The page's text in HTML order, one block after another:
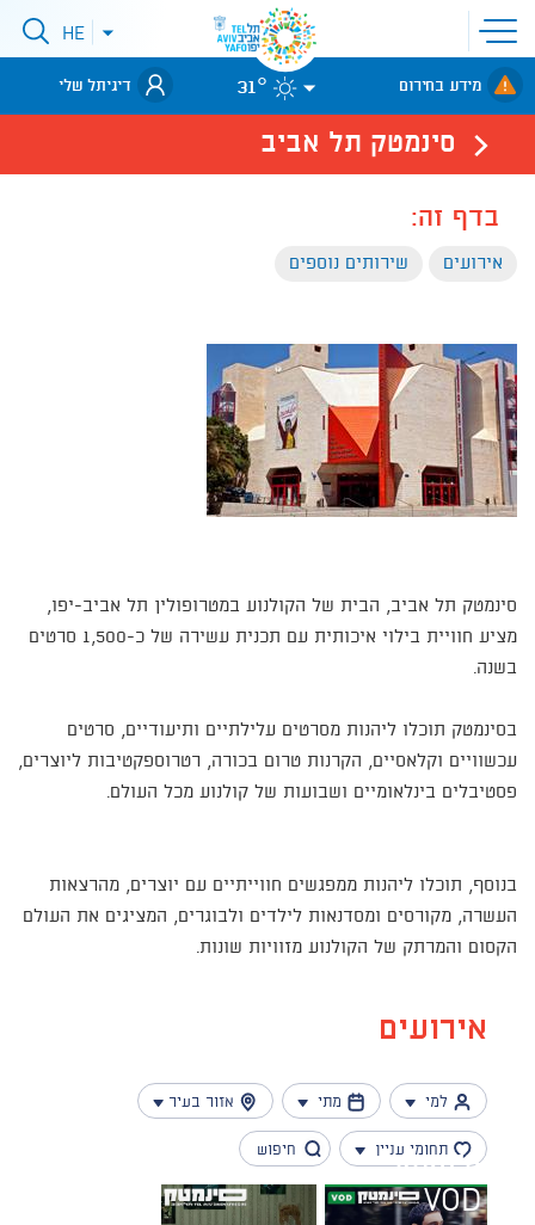
פתיחת
תפריט
אתר
לאתר עיריית
תל-אביב
פתיחתHE
מידע בחירום 31° דיגיתל שלי
סינמטק תל אביב
בדף זה:
אירועים שירותים נוספים
סינמטק תל אביב, הבית של הקולנוע במטרופולין תל אביב-יפו,
מציע חוויית בילוי איכותית עם תכנית עשירה של כ-1,500 סרטים
בשנה.
בסינמטק תוכלו ליהנות מסרטים עלילתיים ותיעודיים, סרטים
עכשוויים וקלאסיים, הקרנות טרום בכורה, רטרוספקטיבות ליוצרים,
פסטיבלים בינלאומיים ושבועות של קולנוע מכל העולם.
בנוסף, תוכלו ליהנות ממפגשים חווייתיים עם יוצרים, מהרצאות
העשרה, מקורסים ומסדנאות לילדים ולבוגרים, המציגים את העולם
הקסום והמרתק של הקולנוע מזוויות שונות.
אירועים
למי מתי אזור בעיר
תחומי עניין
סינמטק
VOD